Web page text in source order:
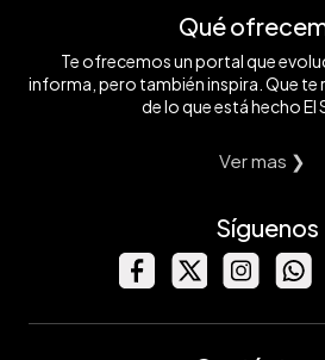
Qué
Te ofrecemos un portal que
informa, pero también inspira. Que
de lo que está hecho El
Ver mas ❯
Síguenos